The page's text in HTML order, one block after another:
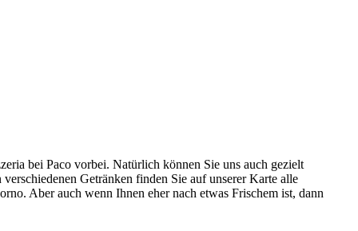
bei Paco vorbei. Natürlich können Sie uns auch gezielt
Getränken finden Sie auf unserer Karte alle
Aber auch wenn Ihnen eher nach etwas Frischem ist, dann